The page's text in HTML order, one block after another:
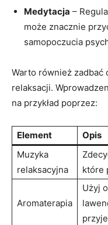
Medytacja –
może znacznie
samopoczucia
Warto również ⁢zadbać
relaksacji.
‌na przykład⁣ poprzez:
Element
Opis
Muzyka
relaksacyjna
które
Aromaterapia
Użyj